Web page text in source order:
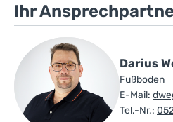
Ihr
Darius
Fußboden
E-Mail:
Tel.-Nr.: